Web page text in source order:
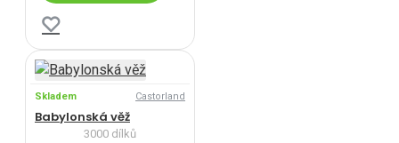
Skladem Castorland
Babylonská věž
3000 dílků